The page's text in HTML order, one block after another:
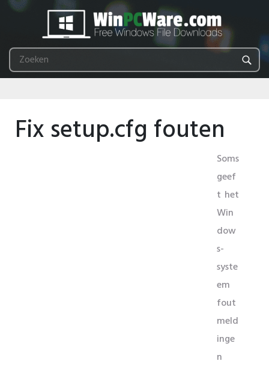
Fix setup.cfg fouten
Soms
geef
t het
Win
dow
s-
syste
em
fout
meld
inge
n